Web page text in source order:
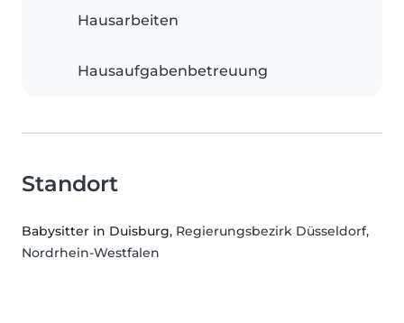
Hausarbeiten
Hausaufgabenbetreuung
Standort
Babysitter in Duisburg, Regierungsbezirk Düsseldorf,
Nordrhein-Westfalen